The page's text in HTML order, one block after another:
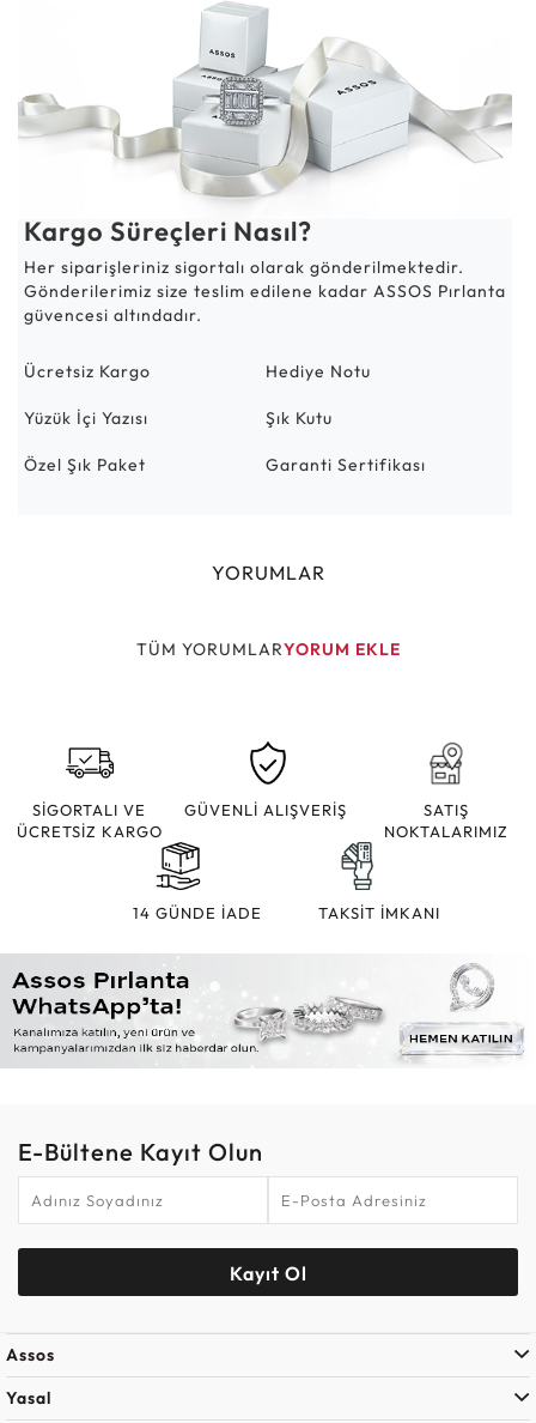
Kargo Süreçleri Nasıl?
Her siparişleriniz sigortalı olarak gönderilmektedir.
Gönderilerimiz size teslim edilene kadar ASSOS Pırlanta
güvencesi altındadır.
Ücretsiz Kargo Hediye Notu
Yüzük İçi Yazısı Şık Kutu
Özel Şık Paket Garanti Sertifikası
YORUMLAR
TÜM YORUMLARYORUM EKLE
SİGORTALI VE
ÜCRETSİZ KARGO
GÜVENLİ ALIŞVERİŞ
SATIŞ
NOKTALARIMIZ
14 GÜNDE İADE TAKSİT İMKANI
E-Bültene Kayıt Olun
Kayıt Ol
Assos
Yasal